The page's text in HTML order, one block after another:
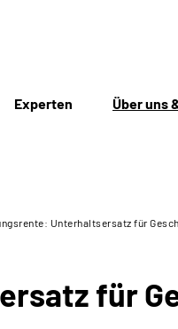
Experten Über uns
Unterhaltsersatz für
für